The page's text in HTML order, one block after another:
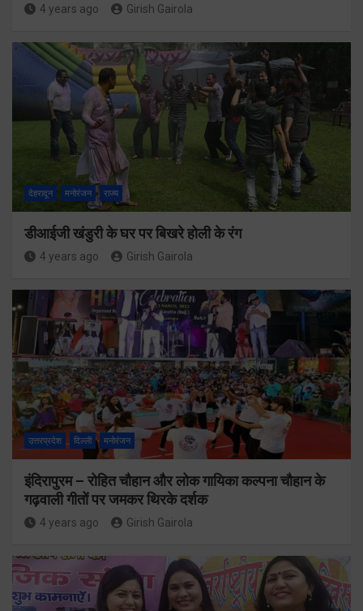
4 years ago Girish Gairola
देहरादून मनोरंजन राज्य
डीआईजी खंडुरी के घर पर बिखरे होली के रंग
4 years ago Girish Gairola
उत्तरप्रदेश दिल्ली मनोरंजन
इंदिरापुरम – रोहित चौहान और लोक गायिका कल्पना चौहान के
गढ़वाली गीतों पर जमकर थिरके दर्शक
4 years ago Girish Gairola